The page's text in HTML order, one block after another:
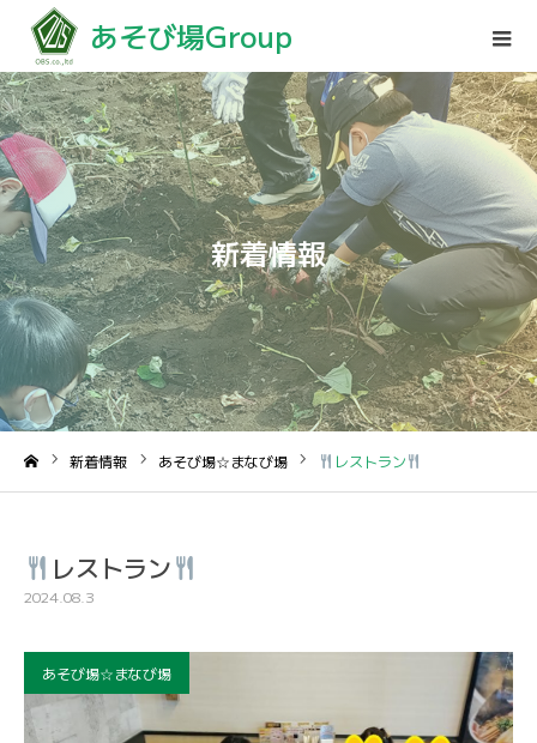
あそび場Group
新着情報
新着情報 あそび場☆まなび場 レストラン
レストラン
2024.08.3
あそび場☆まなび場